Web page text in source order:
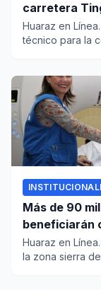
carretera
Huaraz en
técnico para la
Más de 90
beneficiarán
Huaraz en
la zona sierra